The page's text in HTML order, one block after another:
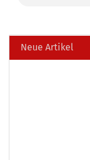
Neue Artikel